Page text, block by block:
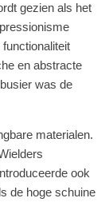
gezien als het
en abstracte
was de
materialen.
ook
de hoge schuine